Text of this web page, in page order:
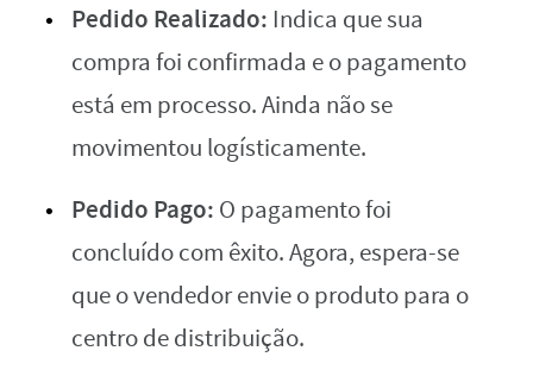
Pedido Realizado: Indica que sua
compra foi confirmada e o pagamento
está em processo. Ainda não se
movimentou logísticamente.
Pedido Pago: O pagamento foi
concluído com êxito. Agora, espera-se
que o vendedor envie o produto para o
centro de distribuição.